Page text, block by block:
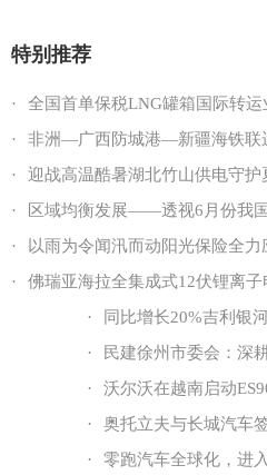
特别推荐
·
全国首单保税LNG罐箱国际转
·
非洲—广西防城港—新疆海铁联
·
迎战高温酷暑湖北竹山供电守护
·
区域均衡发展——透视6月份我
·
以雨为令闻汛而动阳光保险全
·
佛瑞亚海拉全集成式12伏锂离
·
同比增长20%吉利银
·
民建徐州市委会：深
·
沃尔沃在越南启动
·
奥托立夫与长城汽车
·
零跑汽车全球化，进